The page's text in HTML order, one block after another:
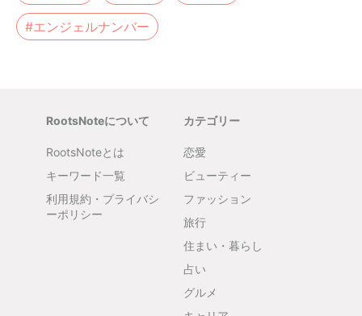
#エンジェルナンバー
RootsNoteについて
RootsNoteとは
キーワード一覧
利用規約・プライバシ
ーポリシー
カテゴリー
恋愛
ビューティー
ファッション
旅行
住まい・暮らし
占い
グルメ